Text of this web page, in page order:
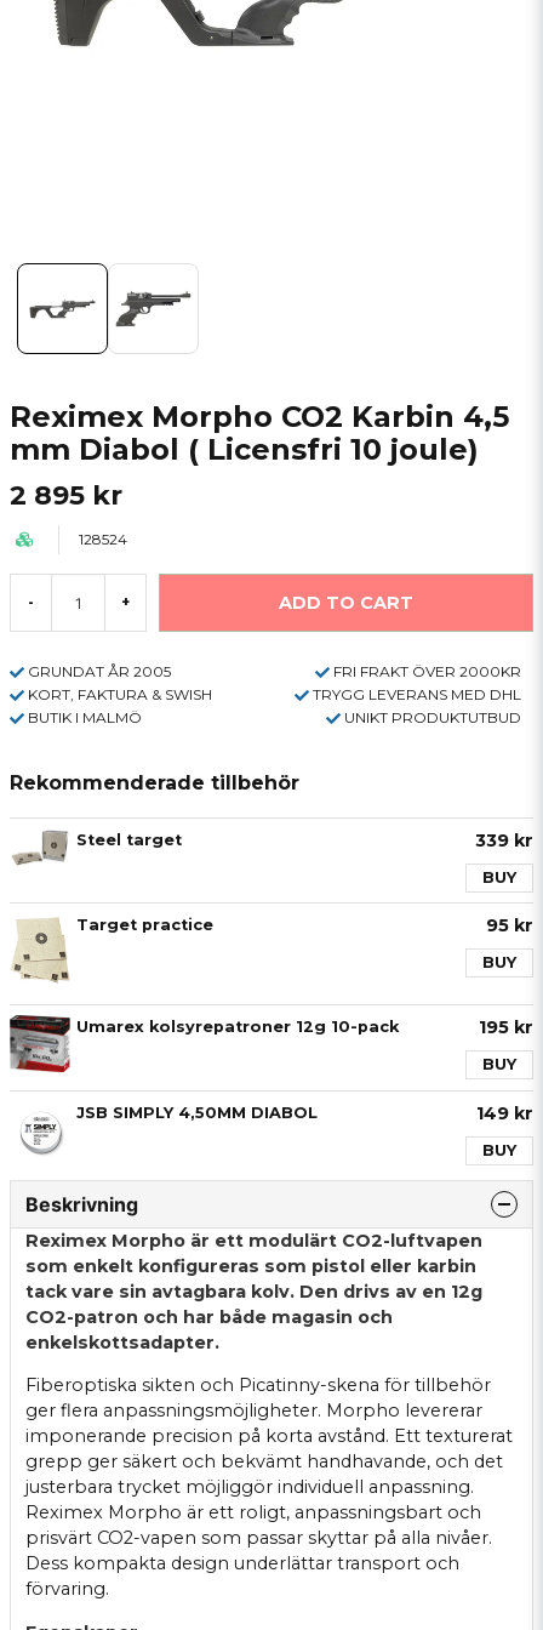
Reximex Morpho CO2 Karbin 4,5
mm Diabol ( Licensfri 10 joule)
2 895 kr
128524
- + ADD TO CART
GRUNDAT ÅR 2005
FRI FRAKT ÖVER 2000KR
KORT, FAKTURA & SWISH
TRYGG LEVERANS MED DHL
BUTIK I MALMÖ
UNIKT PRODUKTUTBUD
Rekommenderade tillbehör
Steel target 339 kr
BUY
Target practice 95 kr
BUY
Umarex kolsyrepatroner 12g 10-pack 195 kr
BUY
JSB SIMPLY 4,50MM DIABOL 149 kr
BUY
Beskrivning
Reximex Morpho är ett modulärt CO2-luftvapen
som enkelt konfigureras som pistol eller karbin
tack vare sin avtagbara kolv. Den drivs av en 12g
CO2-patron och har både magasin och
enkelskottsadapter.
Fiberoptiska sikten och Picatinny-skena för tillbehör
ger flera anpassningsmöjligheter. Morpho levererar
imponerande precision på korta avstånd. Ett texturerat
grepp ger säkert och bekvämt handhavande, och det
justerbara trycket möjliggör individuell anpassning.
Reximex Morpho är ett roligt, anpassningsbart och
prisvärt CO2-vapen som passar skyttar på alla nivåer.
Dess kompakta design underlättar transport och
förvaring.